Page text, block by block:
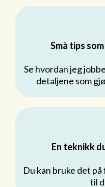
Små tips
Se hvordan jeg
detaljene som
En teknikk
Du kan bruke det
til